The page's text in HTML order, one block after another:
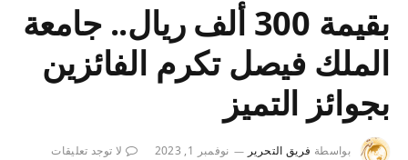
بقيمة 300 ألف ريال.. جامعة
الملك فيصل تكرم الفائزين
بجوائز التميز
بواسطة فريق التحرير نوفمبر 1, 2023
لا توجد تعليقات